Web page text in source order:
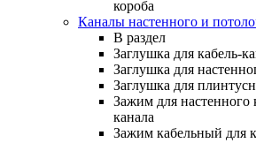
короба
Каналы настенного и
В раздел
Заглушка для кабель-
Заглушка для
Заглушка для
Зажим для настенного
канала
Зажим кабельный для